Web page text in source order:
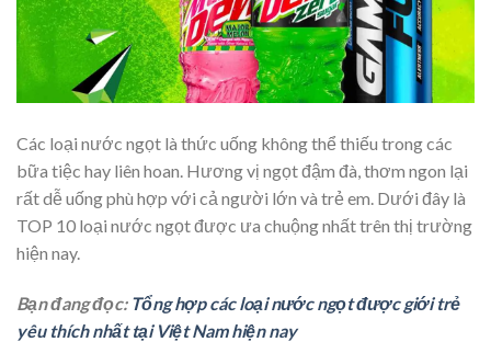
Các loại nước ngọt là thức uống không thể thiếu trong các
bữa tiệc hay liên hoan. Hương vị ngọt đậm đà, thơm ngon lại
rất dễ uống phù hợp với cả người lớn và trẻ em. Dưới đây là
TOP 10 loại nước ngọt được ưa chuộng nhất trên thị trường
hiện nay.
Bạn đang đọc: Tổng hợp các loại nước ngọt được giới trẻ
yêu thích nhất tại Việt Nam hiện nay